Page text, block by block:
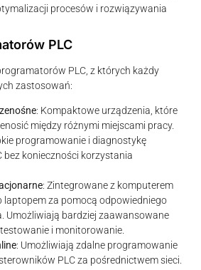
procesów i rozwiązywania
PLC
PLC, z których każdy
zastosowań:
: Kompaktowe urządzenia, które
między różnymi miejscami pracy.
programowanie i diagnostykę
bez konieczności korzystania
: Zintegrowane z komputerem
laptopem za pomocą odpowiedniego
Umożliwiają bardziej zaawansowane
i monitorowanie.
: Umożliwiają zdalne programowanie
PLC za pośrednictwem sieci.